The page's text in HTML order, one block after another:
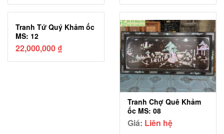
Tranh Tứ Quý Khảm ốc
MS: 12
22,000,000 ₫
Tranh Chợ Quê Khảm
ốc MS: 08
Giá: Liên hệ